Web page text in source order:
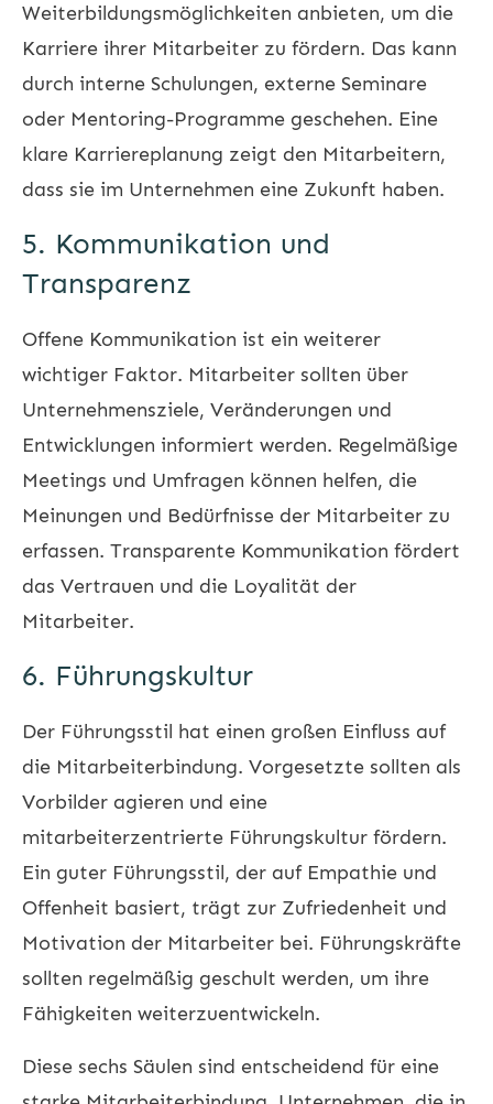
Weiterbildungsmöglichkeiten anbieten, um die
Karriere ihrer Mitarbeiter zu fördern. Das kann
durch interne Schulungen, externe Seminare
oder Mentoring-Programme geschehen. Eine
klare Karriereplanung zeigt den Mitarbeitern,
dass sie im Unternehmen eine Zukunft haben.
5. Kommunikation und
Transparenz
Offene Kommunikation ist ein weiterer
wichtiger Faktor. Mitarbeiter sollten über
Unternehmensziele, Veränderungen und
Entwicklungen informiert werden. Regelmäßige
Meetings und Umfragen können helfen, die
Meinungen und Bedürfnisse der Mitarbeiter zu
erfassen. Transparente Kommunikation fördert
das Vertrauen und die Loyalität der
Mitarbeiter.
6. Führungskultur
Der Führungsstil hat einen großen Einfluss auf
die Mitarbeiterbindung. Vorgesetzte sollten als
Vorbilder agieren und eine
mitarbeiterzentrierte Führungskultur fördern.
Ein guter Führungsstil, der auf Empathie und
Offenheit basiert, trägt zur Zufriedenheit und
Motivation der Mitarbeiter bei. Führungskräfte
sollten regelmäßig geschult werden, um ihre
Fähigkeiten weiterzuentwickeln.
Diese sechs Säulen sind entscheidend für eine